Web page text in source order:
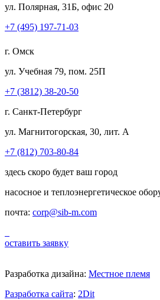
ул. Полярная, 31Б, офис 20
+7 (495) 197-71-03
г. Омск
ул. Учебная 79, пом. 25П
+7 (3812) 38-20-50
г. Санкт-Петербург
ул. Магнитогорская, 30, лит. А
+7 (812) 703-80-84
здесь скоро будет ваш город
насосное и теплоэнергетическое
почта: corp@sib-m.com
оставить заявку
Разработка дизайна: Местное племя
Разработка сайта: 2Dit